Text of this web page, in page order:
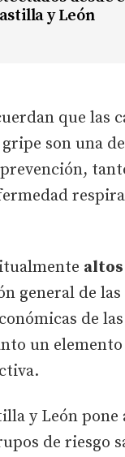
y León
que las
son una
general de las
de
un
y León
de riesgo